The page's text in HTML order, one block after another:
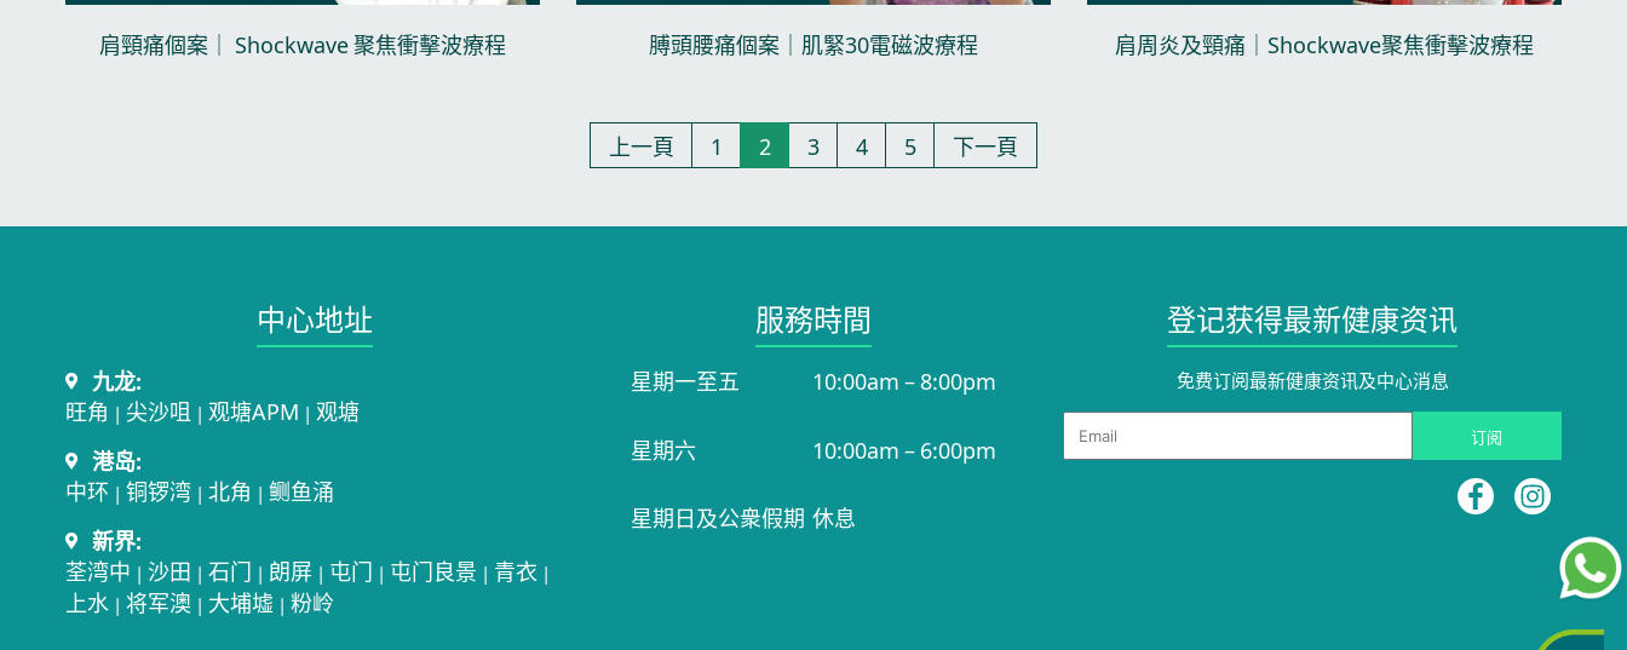
肩頸痛個案｜ Shockwave 聚焦衝擊波療程​ 膊頭腰痛個案｜肌緊30電磁波療程​ 肩周炎及頸痛｜Shockwave聚焦衝擊波療程​
上一頁 1 2 3 4 5 下一頁
中心地址​
九龙:
旺角 | 尖沙咀 | 观塘APM | 观塘
港岛:
中环 | 铜锣湾| 北角 | 鲗鱼涌
新界:
荃湾中 | 沙田 | 石门 | 朗屏 | 屯门 | 屯门良景 | 青衣 |
上水| 将军澳 | 大埔墟 | 粉岭
服務時間​
星期一至五 10:00am – 8:00pm
星期六 10:00am – 6:00pm
星期日及公衆假期 休息
登记获得最新健康资讯
免费订阅最新健康资讯及中心消息​
Email 订阅